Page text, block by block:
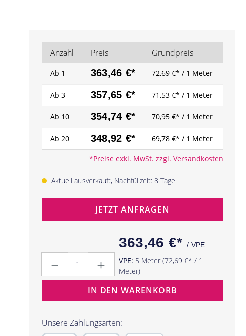
Anzahl Preis Grundpreis
Ab 1 363,46 €* 72,69 €* / 1 Meter
Ab 3 357,65 €* 71,53 €* / 1 Meter
Ab 10 354,74 €* 70,95 €* / 1 Meter
Ab 20 348,92 €* 69,78 €* / 1 Meter
*Preise exkl. MwSt. zzgl. Versandkosten
Aktuell ausverkauft, Nachfüllzeit: 8 Tage
JETZT ANFRAGEN
363,46 €* / VPE
VPE: 5 Meter (72,69 €* / 1
Meter)
IN DEN WARENKORB
Unsere Zahlungsarten: